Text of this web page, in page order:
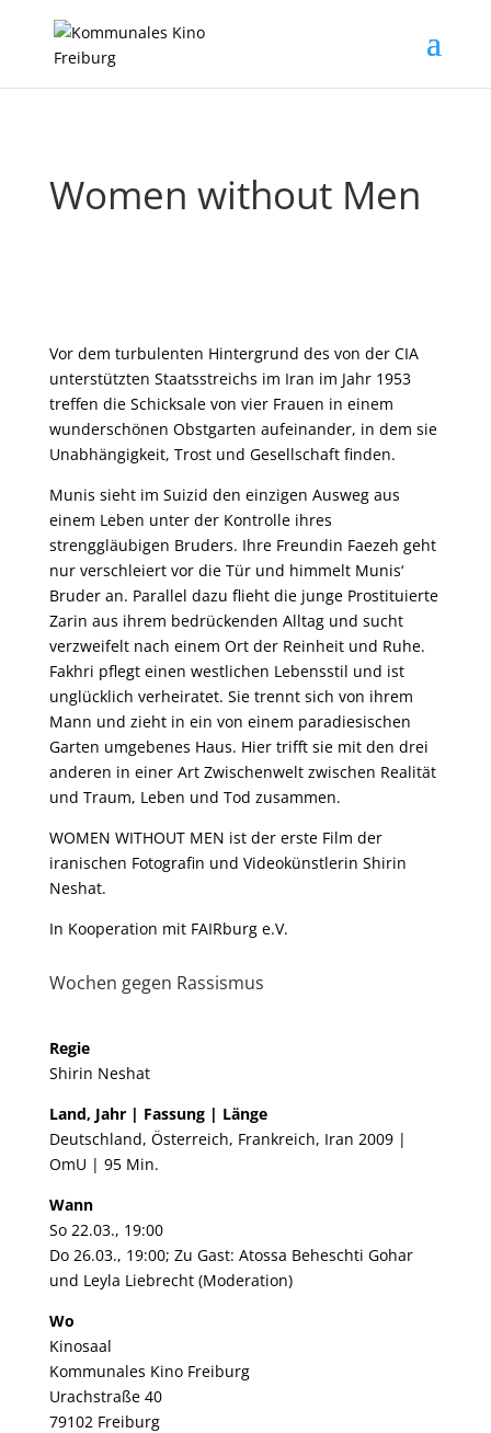
Women without Men
Vor dem turbulenten Hintergrund des von der CIA
unterstützten Staatsstreichs im Iran im Jahr 1953
treffen die Schicksale von vier Frauen in einem
wunderschönen Obstgarten aufeinander, in dem sie
Unabhängigkeit, Trost und Gesellschaft finden.
Munis sieht im Suizid den einzigen Ausweg aus
einem Leben unter der Kontrolle ihres
strenggläubigen Bruders. Ihre Freundin Faezeh geht
nur verschleiert vor die Tür und himmelt Munis‘
Bruder an. Parallel dazu flieht die junge Prostituierte
Zarin aus ihrem bedrückenden Alltag und sucht
verzweifelt nach einem Ort der Reinheit und Ruhe.
Fakhri pflegt einen westlichen Lebensstil und ist
unglücklich verheiratet. Sie trennt sich von ihrem
Mann und zieht in ein von einem paradiesischen
Garten umgebenes Haus. Hier trifft sie mit den drei
anderen in einer Art Zwischenwelt zwischen Realität
und Traum, Leben und Tod zusammen.
WOMEN WITHOUT MEN ist der erste Film der
iranischen Fotografin und Videokünstlerin Shirin
Neshat.
In Kooperation mit FAIRburg e.V.
Wochen gegen Rassismus
Regie
Shirin Neshat
Land, Jahr | Fassung | Länge
Deutschland, Österreich, Frankreich, Iran 2009 |
OmU | 95 Min.
Wann
So 22.03., 19:00
Do 26.03., 19:00; Zu Gast: Atossa Beheschti Gohar
und Leyla Liebrecht (Moderation)
Wo
Kinosaal
Kommunales Kino Freiburg
Urachstraße 40
79102 Freiburg